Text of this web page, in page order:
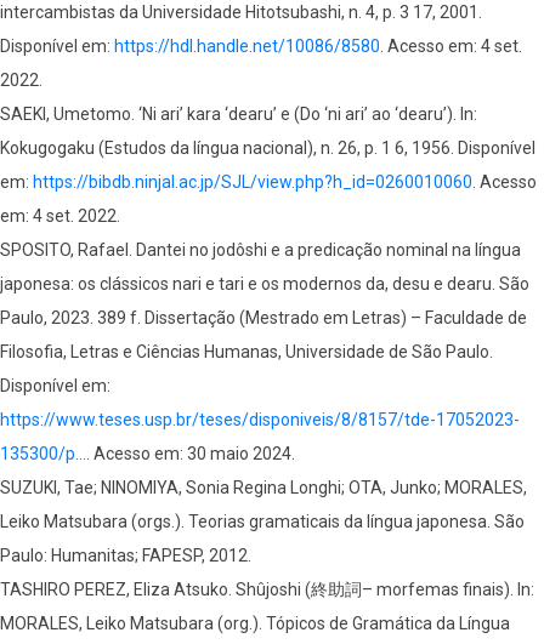
intercambistas da Universidade Hitotsubashi, n. 4, p. 3 17, 2001.
Disponível em: https://hdl.handle.net/10086/8580 . Acesso em: 4 set.
2022.
SAEKI, Umetomo. ‘Ni ari’ kara ‘dearu’ e (Do ‘ni ari’ ao ‘dearu’). In:
Kokugogaku (Estudos da língua nacional), n. 26, p. 1 6, 1956. Disponível
em: https://bibdb.ninjal.ac.jp/SJL/view.php?h_id=0260010060 . Acesso
em: 4 set. 2022.
SPOSITO, Rafael. Dantei no jodôshi e a predicação nominal na língua
japonesa: os clássicos nari e tari e os modernos da, desu e dearu. São
Paulo, 2023. 389 f. Dissertação (Mestrado em Letras) – Faculdade de
Filosofia, Letras e Ciências Humanas, Universidade de São Paulo.
Disponível em:
https://www.teses.usp.br/teses/disponiveis/8/8157/tde-17052023-
135300/p…
. Acesso em: 30 maio 2024.
SUZUKI, Tae; NINOMIYA, Sonia Regina Longhi; OTA, Junko; MORALES,
Leiko Matsubara (orgs.). Teorias gramaticais da língua japonesa. São
Paulo: Humanitas; FAPESP, 2012.
TASHIRO PEREZ, Eliza Atsuko. Shûjoshi (終助詞– morfemas finais). In:
MORALES, Leiko Matsubara (org.). Tópicos de Gramática da Língua